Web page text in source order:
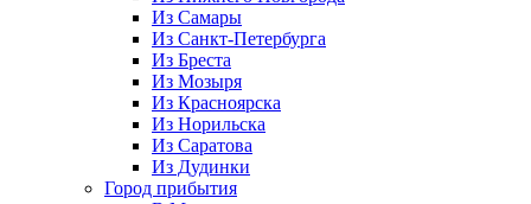
Из Самары
Из Санкт-Петербурга
Из Бреста
Из Мозыря
Из Красноярска
Из Норильска
Из Саратова
Из Дудинки
Город прибытия